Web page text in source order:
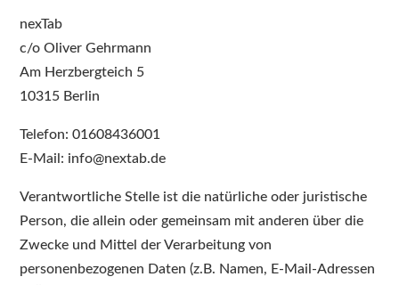
nexTab
c/o Oliver Gehrmann
Am Herzbergteich 5
10315 Berlin
Telefon: 01608436001
E-Mail: info@nextab.de
Verantwortliche Stelle ist die natürliche oder juristische
Person, die allein oder gemeinsam mit anderen über die
Zwecke und Mittel der Verarbeitung von
personenbezogenen Daten (z.B. Namen, E-Mail-Adressen